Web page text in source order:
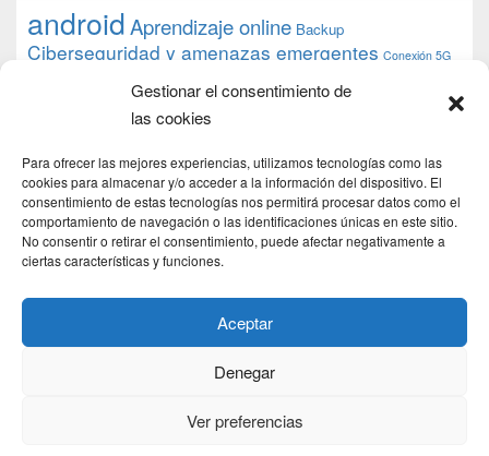
Gestionar el consentimiento de
las cookies
Para ofrecer las mejores experiencias, utilizamos tecnologías como las
cookies para almacenar y/o acceder a la información del dispositivo. El
consentimiento de estas tecnologías nos permitirá procesar datos como el
comportamiento de navegación o las identificaciones únicas en este sitio.
No consentir o retirar el consentimiento, puede afectar negativamente a
ciertas características y funciones.
Aceptar
Denegar
Ver preferencias
androidAprendizaje online Backup
Ciberseguridad y amenazas emergentes Conexión 5G
datos debian desarrollo web
Formación Google
iphone
proyecto PS4 python Raspberryraspberrypi
raspbian review Servidor Web Sostenibilidad
tecnológicaTecnología torrent
transmissiontutorial ubuntu server Windows
Theme: Catch Box byCatch Themes